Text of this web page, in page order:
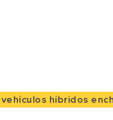
vehículos híbridos